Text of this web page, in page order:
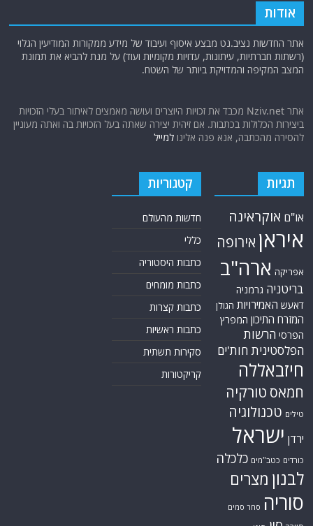
אודות
אתר החדשות נציב.נט מבצע איסוף ועיבוד של מידע ממקורות המודיעין הגלוי
(רשתות חברתיות, עיתונות, עדויות מקומיות ועוד) על מנת להביא את תמונת
המצב המקיפה והמדויקת ביותר של השטח.
אתר Nziv.net מכבד את זכויות היוצרים ועושה מאמצים לאיתור בעלי הזכויות
ביצירות הכלולות בכתבות. אם זיהית יצירה שאתה בעל הזכויות בה ואתה מעוניין
להסירה מהכתבה, אנא פנה אלינולמייל
תגיות
או"ם אוקראינה
איראן אירופה
אפריקה ארה"ב
בריטניה גרמניה
דאעש האמירויות הגולן
המזרח התיכון המפרץ
הפרסי הרשות
הפלסטינית חות'ים
חיזבאללה
חמאס טורקיה
טילים טכנולוגיה
ירדן ישראל
כורדים כטב"מים כלכלה
לבנון מצרים
סוריה סחר סמים
קטגוריות
חדשות מהעולם
כללי
כתבות היסטוריה
כתבות מומחים
כתבות קצרות
כתבות ראשיות
סקירות תשתית
קריקטורות